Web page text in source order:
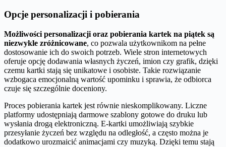
Opcje personalizacji i pobierania
Możliwości personalizacji oraz pobierania kartek na piątek są
niezwykle zróżnicowane, co pozwala użytkownikom na pełne
dostosowanie ich do swoich potrzeb. Wiele stron internetowych
oferuje opcję dodawania własnych życzeń, imion czy grafik, dzięki
czemu kartki stają się unikatowe i osobiste. Takie rozwiązanie
wzbogaca emocjonalną wartość upominku i sprawia, że odbiorca
czuje się szczególnie doceniony.
Proces pobierania kartek jest równie nieskomplikowany. Liczne
platformy udostępniają darmowe szablony gotowe do druku lub
wysłania drogą elektroniczną. E-kartki umożliwiają szybkie
przesyłanie życzeń bez względu na odległość, a często można je
dodatkowo urozmaicić animacjami czy muzyką. Dzięki temu stają